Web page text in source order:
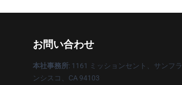
お問い合わせ
本社事務所: 1161 ミッションセント、サンフラ
ンシスコ、CA 94103